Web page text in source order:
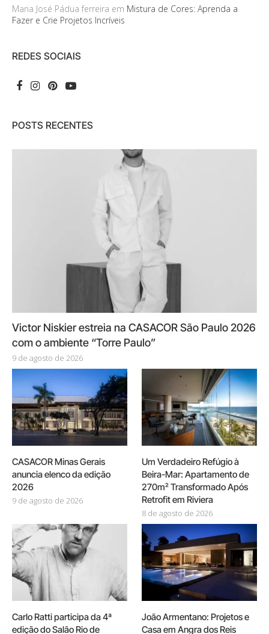
Maria José Pádua ferreira em Mistura de Cores: Aprenda a
Fazer e Crie Projetos Incríveis
REDES SOCIAIS
POSTS RECENTES
Victor Niskier estreia na CASACOR São Paulo 2026
com o ambiente “Torre Paulo”
9 de agosto de 2026
CASACOR Minas Gerais
anuncia elenco da edição
2026
9 de agosto de 2026
Um Verdadeiro Refúgio à
Beira-Mar: Apartamento de
270m² Transformado Após
Retrofit em Riviera
8 de agosto de 2026
Carlo Ratti participa da 4ª
edição do Salão Rio de
João Armentano: Projetos e
Casa em Angra dos Reis